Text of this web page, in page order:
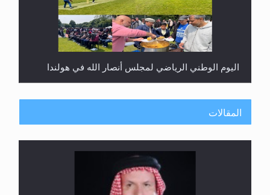
اليوم الوطني الرياضي لمجلس أنصار الله في هولندا
المقالات